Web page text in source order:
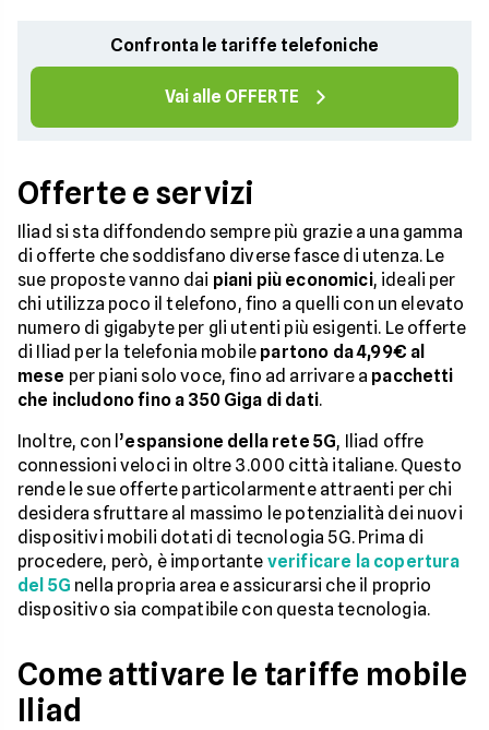
Confronta le tariffe telefoniche
Vai alle OFFERTE
Offerte e servizi
Iliad si sta diffondendo sempre più grazie a una gamma
di offerte che soddisfano diverse fasce di utenza. Le
sue proposte vanno dai piani più economici, ideali per
chi utilizza poco il telefono, fino a quelli con un elevato
numero di gigabyte per gli utenti più esigenti. Le offerte
di Iliad per la telefonia mobile partono da 4,99€ al
mese per piani solo voce, fino ad arrivare a pacchetti
che includono fino a 350 Giga di dati.
Inoltre, con l’espansione della rete 5G, Iliad offre
connessioni veloci in oltre 3.000 città italiane. Questo
rende le sue offerte particolarmente attraenti per chi
desidera sfruttare al massimo le potenzialità dei nuovi
dispositivi mobili dotati di tecnologia 5G. Prima di
procedere, però, è importante verificare la copertura
del 5G nella propria area e assicurarsi che il proprio
dispositivo sia compatibile con questa tecnologia.
Come attivare le tariffe mobile
Iliad